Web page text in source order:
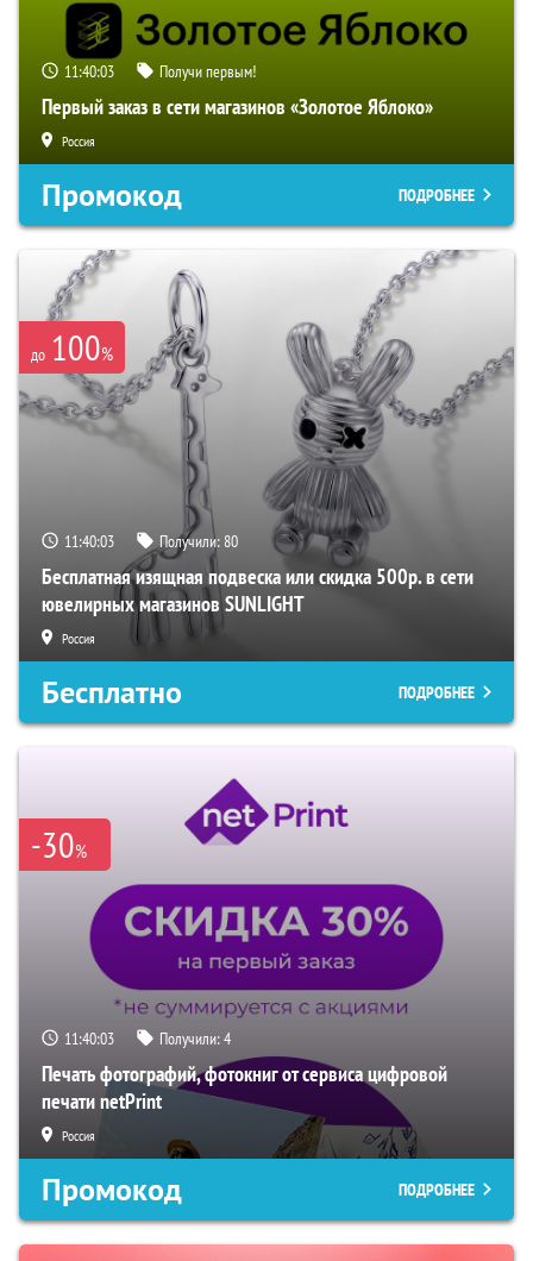
11:40:02 Получи первым!
Первый заказ в сети магазинов «Золотое Яблоко»
Россия
Промокод ПОДРОБНЕЕ
до 100%
11:40:02 Получили:80
Бесплатная изящная подвеска или скидка 500р. в сети
ювелирных магазинов SUNLIGHT
Россия
Бесплатно ПОДРОБНЕЕ
-30%
11:40:02 Получили:4
Печать фотографий, фотокниг от сервиса цифровой
печати netPrint
Россия
Промокод ПОДРОБНЕЕ